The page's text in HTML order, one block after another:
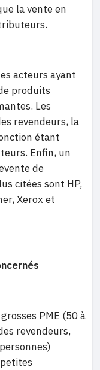
la vente en
acteurs ayant
produits
Les
revendeurs, la
étant
Enfin, un
de
citées sont HP,
Xerox et
PME (50 à
revendeurs,